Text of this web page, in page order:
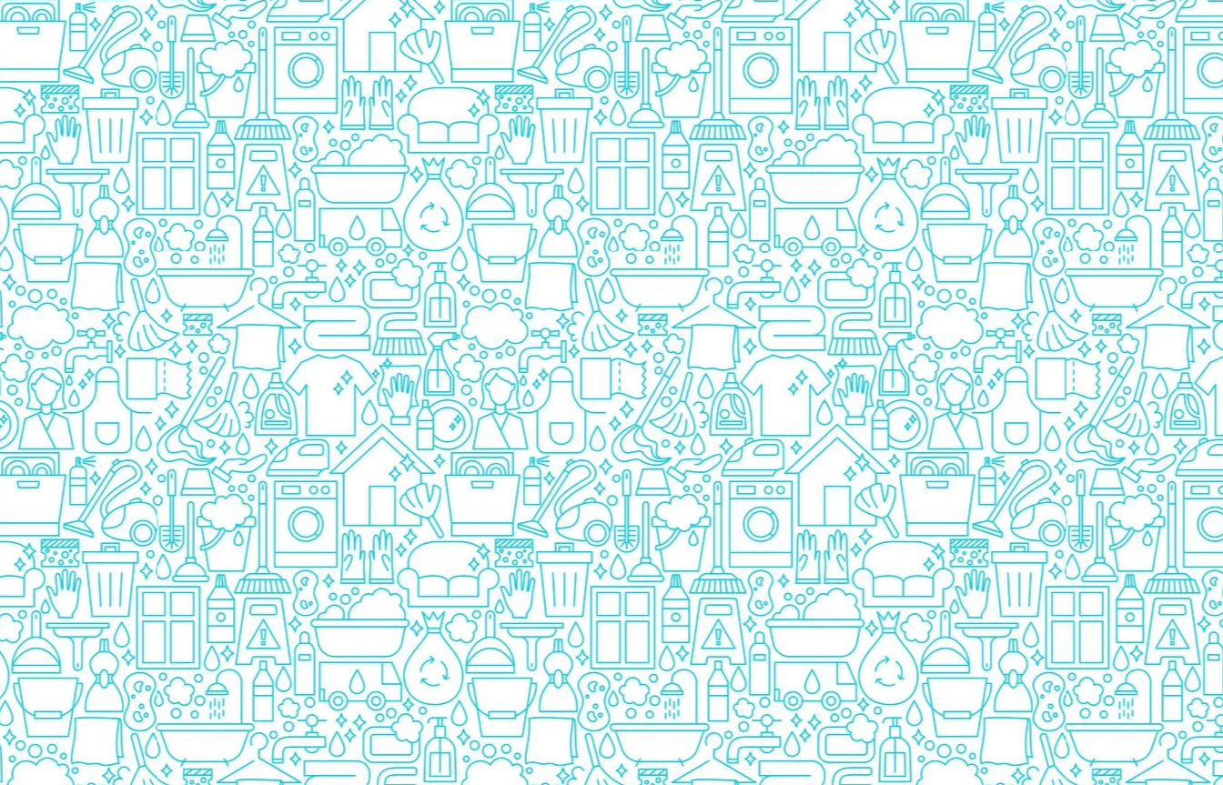
Cosmetice
Deodorante
Creme
Ingrijire Unghii
Machiaje/Pensule
Sapun
Sapun Solid
Sapun Lichid
Par
Vopsea
Sampon
Balsam/Masca
Coafura
Ustensile
Gel de Dus
Prezervative
Ingrijire Orala
Pasta De Dinti
Periuta Dinti
Apa De Gura
Ata Dentara
Creme Depilatoare
Spuma Si Geluri De Barbierit
Protectie Insecte
Betisoare de Urechi
Ingrijire Intima
Aparat de ras
Aparat de Ras Gillette
Aparate de Ras Venus
Accesorii